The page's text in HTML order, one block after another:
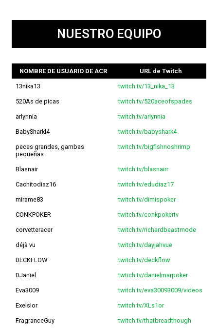
NUESTRO EQUIPO
NOMBRE DE USUARIO DE ACR URL de Twitch
13nika13 twitch.tv/13_nika_13
520As de picas twitch.tv/520aceofspades
arlynnia twitch.tv/arlynnia
BabySharkl4 twitch.tv/babyshark4
peces grandes, gambas
pequeñas
twitch.tv/bigfishnoshrimp
Blasnair twitch.tv/blasnairr
Cachitodiaz16 twitch.tv/edudiaz17
mírame83 twitch.tv/dimispoker
CONKPOKER twitch.tv/conkpokertv
corvetteracer twitch.tv/richardbeastmode
déjà vu twitch.tv/dayjahvue
DECKFLOW twitch.tv/deckflow
DJaniel twtich.tv/danielmarpoker
Eva3009 twitch.tv/eva30093009/videos
Exelsior twitch.tv/XLs1or
FragranceGuy twitch.tv/thatbreadthough